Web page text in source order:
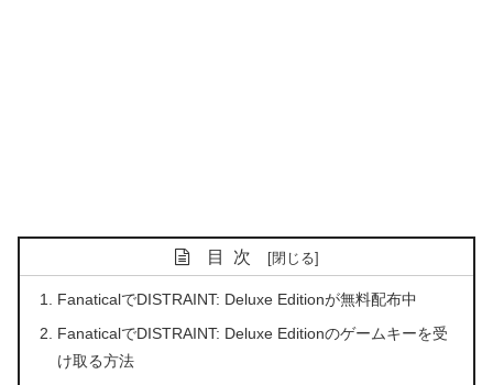
目次
FanaticalでDISTRAINT: Deluxe Editionが無料配布中
FanaticalでDISTRAINT: Deluxe Editionのゲームキーを受
け取る方法